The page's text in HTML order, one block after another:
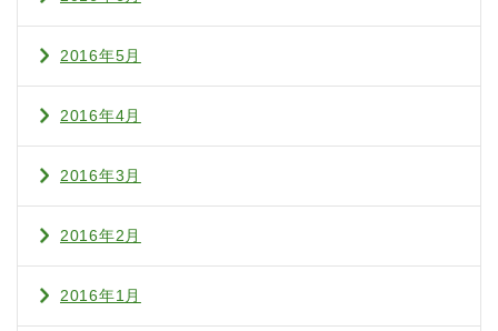
2016年5月
2016年4月
2016年3月
2016年2月
2016年1月